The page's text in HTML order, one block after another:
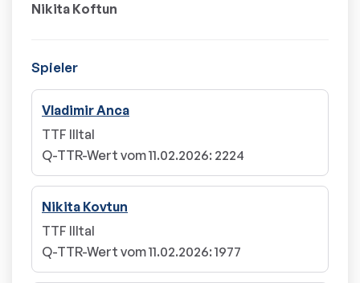
Nikita Koftun
Spieler
Vladimir Anca
TTF Illtal
Q-TTR-Wert vom 11.02.2026: 2224
Nikita Kovtun
TTF Illtal
Q-TTR-Wert vom 11.02.2026: 1977